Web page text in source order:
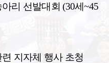
리 선발대회 (30세~45
지자체 행사 초청